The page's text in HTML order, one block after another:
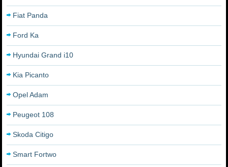
Fiat Panda
Ford Ka
Hyundai Grand i10
Kia Picanto
Opel Adam
Peugeot 108
Skoda Citigo
Smart Fortwo